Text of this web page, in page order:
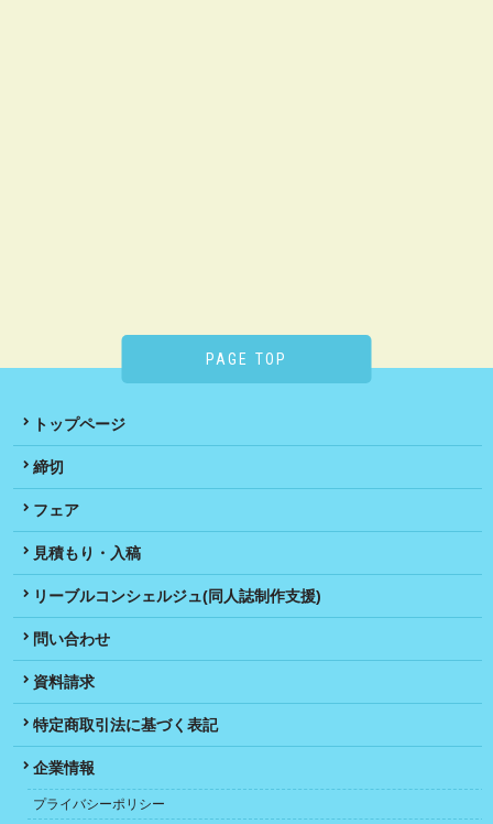
トップページ
締切
フェア
見積もり・入稿
リーブルコンシェルジュ(同人誌制作支援)
問い合わせ
資料請求
特定商取引法に基づく表記
企業情報
プライバシーポリシー
PAGE TOP